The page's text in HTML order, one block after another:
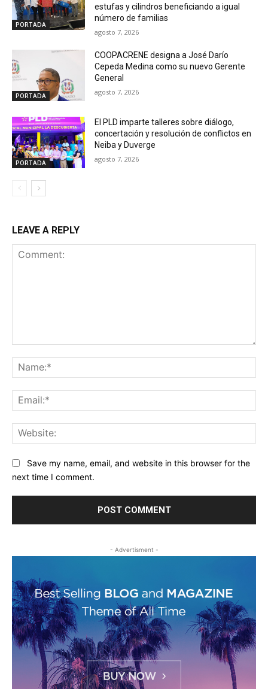
PORTADA
estufas y cilindros beneficiando a igual
número de familias
agosto 7, 2026
PORTADA
COOPACRENE designa a José Darío
Cepeda Medina como su nuevo Gerente
General
agosto 7, 2026
PORTADA
El PLD imparte talleres sobre diálogo,
concertación y resolución de conflictos en
Neiba y Duverge
agosto 7, 2026
LEAVE A REPLY
Save my name, email, and website in this browser for the
next time I comment.
- Advertisment -